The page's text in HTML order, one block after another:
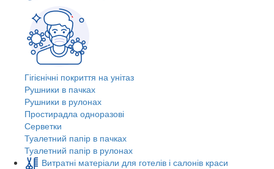
Гігієнічні покриття на унітаз
Рушники в пачках
Рушники в рулонах
Простирадла одноразові
Серветки
Туалетний папір в пачках
Туалетний папір в рулонах
Витратні матеріали для готелів і салонів краси